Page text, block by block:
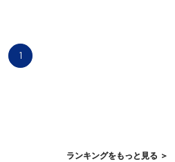
1
ランキングをもっと見る ＞